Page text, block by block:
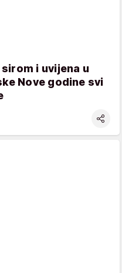
i uvijena u
Nove godine svi